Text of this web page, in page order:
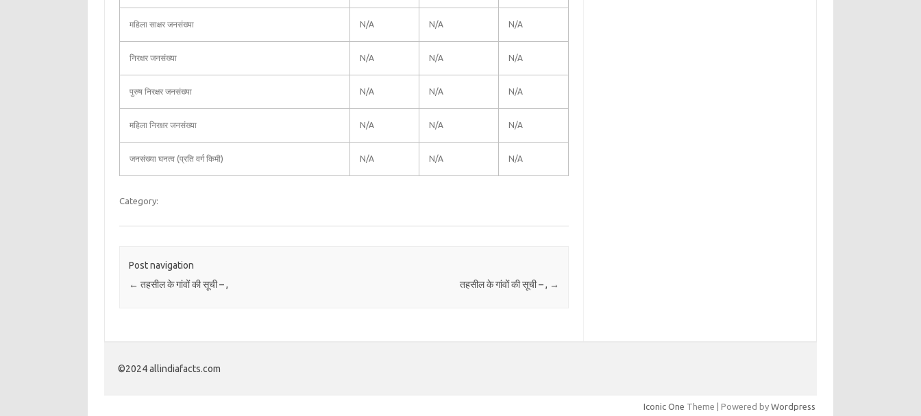
महिला साक्षर जनसंख्या N/A N/A N/A
निरक्षर जनसंख्या N/A N/A N/A
पुरुष निरक्षर जनसंख्या N/A N/A N/A
महिला निरक्षर जनसंख्या N/A N/A N/A
जनसंख्या घनत्व (प्रति वर्ग किमी) N/A N/A N/A
Category:
Post navigation
← तहसील के गांवों की सूची – , तहसील के गांवों की सूची – , →
©2024 allindiafacts.com
Iconic One Theme | Powered by Wordpress